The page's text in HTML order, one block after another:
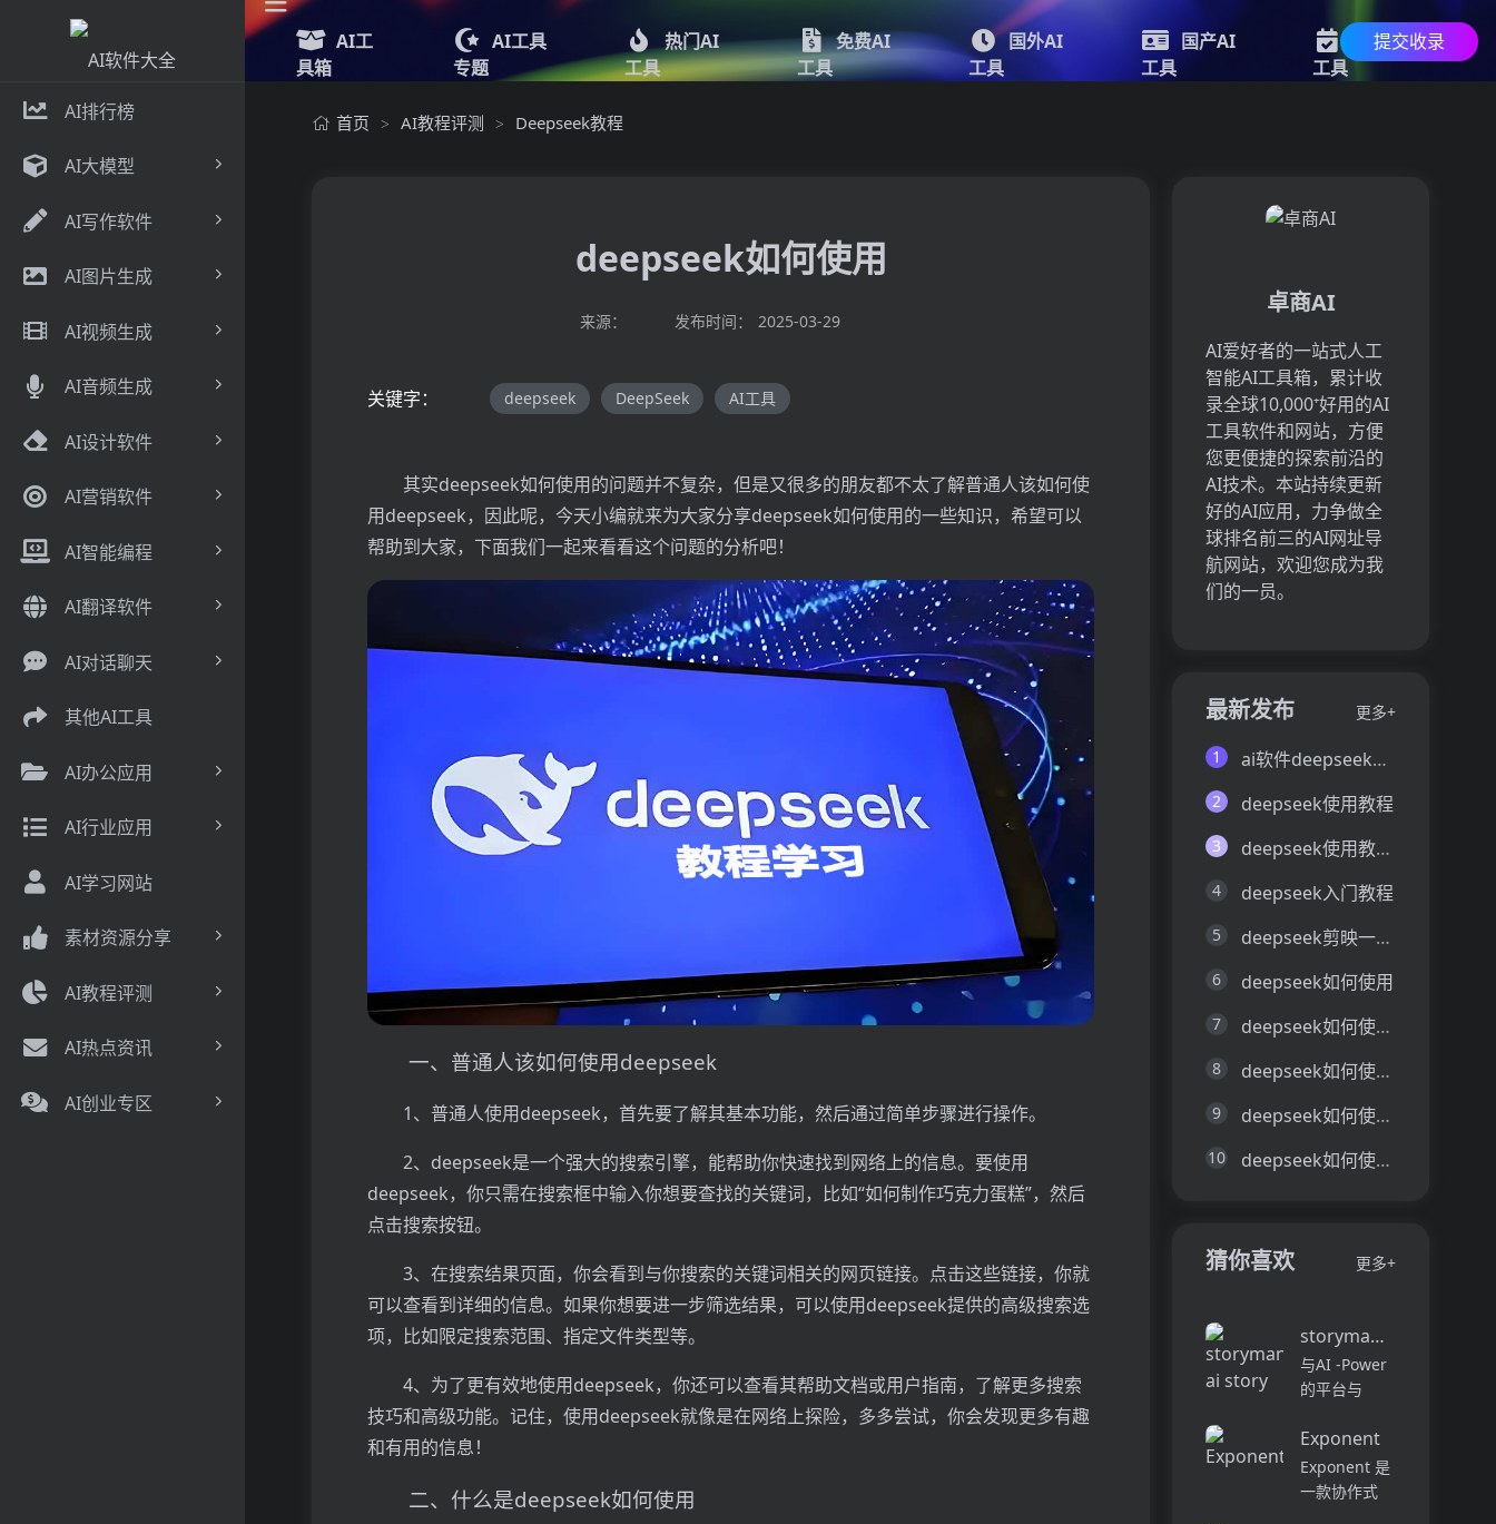
AI排行榜
AI大模型
AI写作软件
AI图片生成
AI视频生成
AI音频生成
AI设计软件
AI营销软件
AI智能编程
AI翻译软件
AI对话聊天
其他AI工具
AI办公应用
AI行业应用
AI学习网站
素材资源分享
AI教程评测
AI热点资讯
AI创业专区
AI工
具箱
AI工具
专题
热门AI
工具
免费AI
工具
国外AI
工具
国产AI
工具
最新AI
工具
提交收录
首页 > AI教程评测 > Deepseek教程
deepseek如何使用
来源： 发布时间： 2025-03-29
关键字： deepseek DeepSeek AI工具
其实deepseek如何使用的问题并不复杂，但是又很多的朋友都不太了解普通人该如何使
用deepseek，因此呢，今天小编就来为大家分享deepseek如何使用的一些知识，希望可以
帮助到大家，下面我们一起来看看这个问题的分析吧！
一、普通人该如何使用deepseek
1、普通人使用deepseek，首先要了解其基本功能，然后通过简单步骤进行操作。
2、deepseek是一个强大的搜索引擎，能帮助你快速找到网络上的信息。要使用
deepseek，你只需在搜索框中输入你想要查找的关键词，比如“如何制作巧克力蛋糕”，然后
点击搜索按钮。
3、在搜索结果页面，你会看到与你搜索的关键词相关的网页链接。点击这些链接，你就
可以查看到详细的信息。如果你想要进一步筛选结果，可以使用deepseek提供的高级搜索选
项，比如限定搜索范围、指定文件类型等。
4、为了更有效地使用deepseek，你还可以查看其帮助文档或用户指南，了解更多搜索
技巧和高级功能。记住，使用deepseek就像是在网络上探险，多多尝试，你会发现更多有趣
和有用的信息！
二、什么是deepseek如何使用
卓商AI
AI爱好者的一站式人工
智能AI工具箱，累计收
录全球10,000⁺好用的AI
工具软件和网站，方便
您更便捷的探索前沿的
AI技术。本站持续更新
好的AI应用，力争做全
球排名前三的AI网址导
航网站，欢迎您成为我
们的一员。
最新发布 更多+
1 ai软件deepseek如何使用
2 deepseek使用教程
3 deepseek使用教程详细使用方法
4 deepseek入门教程
5 deepseek剪映一键生成视频
6 deepseek如何使用
7 deepseek如何使用API
8 deepseek如何使用和教学方法
9 deepseek如何使用和训练
10 deepseek如何使用图片生成视频
猜你喜欢 更多+
storymania ai story
与AI -Power
的平台与
进行工艺吸引
人的故事，旨
在协助各个级
Exponent
Exponent 是
一款协作式